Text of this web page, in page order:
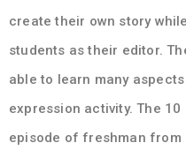
create their own story
students as their editor.
able to learn many
expression activity. The
episode of freshman from